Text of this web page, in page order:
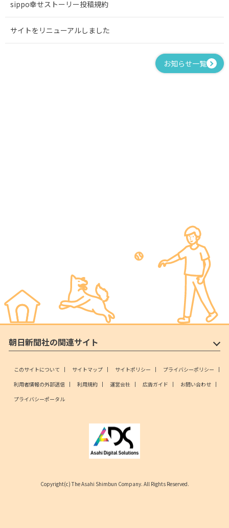
sippo幸せストーリー投稿規約
サイトをリニューアルしました
お知らせ一覧
朝日新聞社の関連サイト
このサイトについて サイトマップ サイトポリシー
プライバシーポリシー
利用者情報の外部送信
利用規約 運営会社 広告ガイド
お問い合わせ
プライバシーポータル
Copyright(c) The Asahi Shimbun Company. All Rights Reserved.